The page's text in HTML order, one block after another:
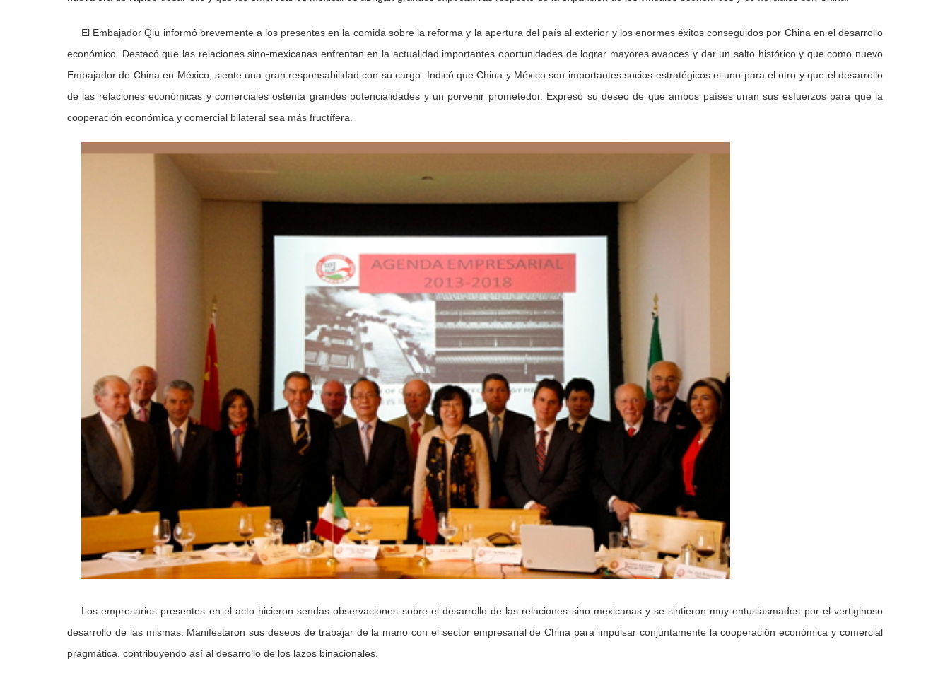
El Embajador Qiu informó brevemente a los presentes en la comida sobre la reforma y la apertura del país al exterior y los enormes éxitos conseguidos por China en el desarrollo
económico. Destacó que las relaciones sino-mexicanas enfrentan en la actualidad importantes oportunidades de lograr mayores avances y dar un salto histórico y que como nuevo
Embajador de China en México, siente una gran responsabilidad con su cargo. Indicó que China y México son importantes socios estratégicos el uno para el otro y que el desarrollo
de las relaciones económicas y comerciales ostenta grandes potencialidades y un porvenir prometedor. Expresó su deseo de que ambos países unan sus esfuerzos para que la
cooperación económica y comercial bilateral sea más fructífera.
Los empresarios presentes en el acto hicieron sendas observaciones sobre el desarrollo de las relaciones sino-mexicanas y se sintieron muy entusiasmados por el vertiginoso
desarrollo de las mismas. Manifestaron sus deseos de trabajar de la mano con el sector empresarial de China para impulsar conjuntamente la cooperación económica y comercial
pragmática, contribuyendo así al desarrollo de los lazos binacionales.